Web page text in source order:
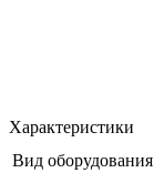
Характеристики
Вид оборудования